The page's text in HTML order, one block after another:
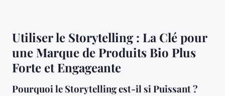
Utiliser le Storytelling : La Clé pour
une Marque de Produits Bio Plus
Forte et Engageante
Pourquoi le Storytelling est-il si Puissant ?